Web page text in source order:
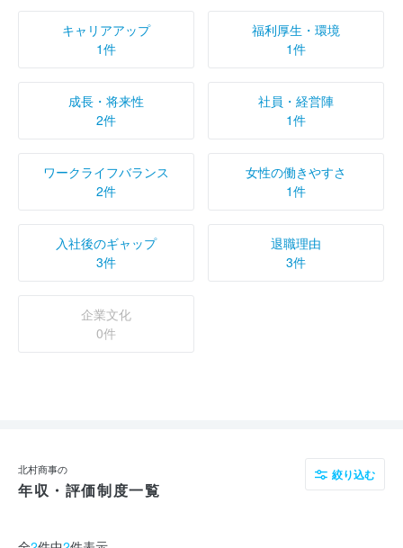
キャリアアップ
1件
福利厚生・環境
1件
成長・将来性
2件
社員・経営陣
1件
ワークライフバランス
2件
女性の働きやすさ
1件
入社後のギャップ
3件
退職理由
3件
企業文化
0件
北村商事の
年収・評価制度一覧
絞り込む